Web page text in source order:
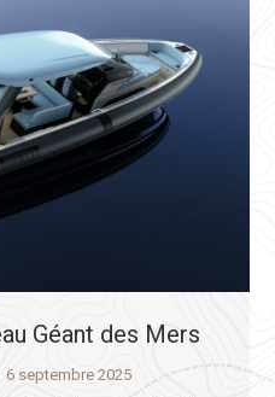
Géant des Mers
6 septembre 2025